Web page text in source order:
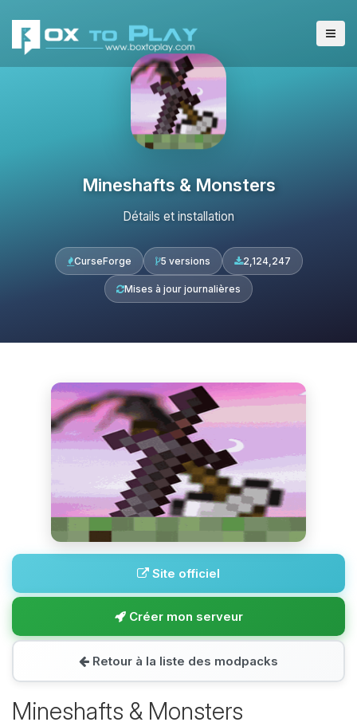
Mineshafts & Monsters
Détails et installation
CurseForge 5 versions 2,124,247
Mises à jour journalières
Site officiel
Créer mon serveur
Retour à la liste des modpacks
Mineshafts & Monsters